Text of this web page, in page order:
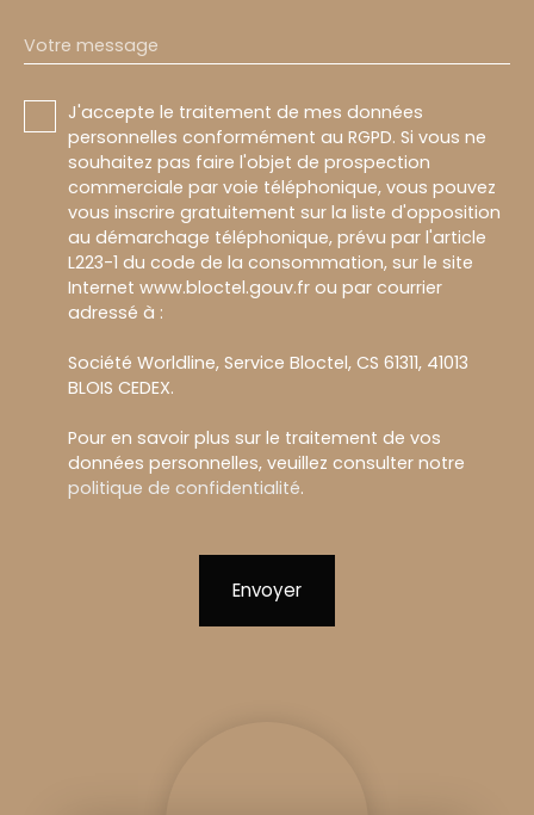
Votre message
J'accepte le traitement de mes données
personnelles conformément au RGPD. Si vous ne
souhaitez pas faire l'objet de prospection
commerciale par voie téléphonique, vous pouvez
vous inscrire gratuitement sur la liste d'opposition
au démarchage téléphonique, prévu par l'article
L223-1 du code de la consommation, sur le site
Internet www.bloctel.gouv.fr ou par courrier
adressé à :
Société Worldline, Service Bloctel, CS 61311, 41013
BLOIS CEDEX.
Pour en savoir plus sur le traitement de vos
données personnelles, veuillez consulter notre
politique de confidentialité.
Envoyer